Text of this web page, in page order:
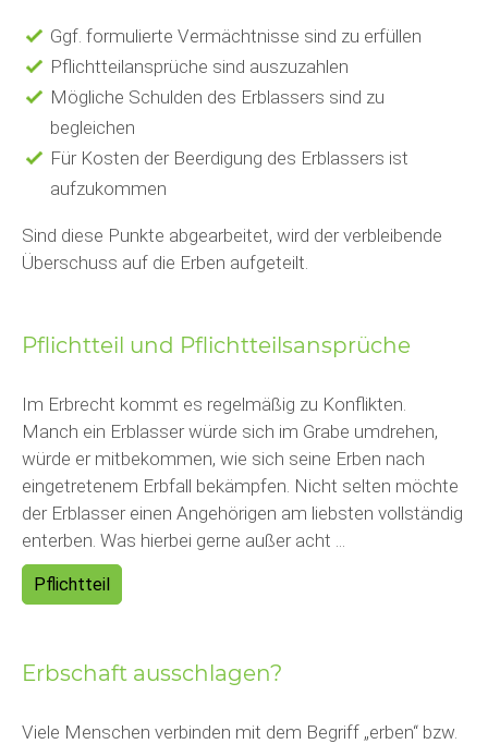
Ggf. formulierte Vermächtnisse sind zu erfüllen
Pflichtteilansprüche sind auszuzahlen
Mögliche Schulden des Erblassers sind zu
begleichen
Für Kosten der Beerdigung des Erblassers ist
aufzukommen
Sind diese Punkte abgearbeitet, wird der verbleibende
Überschuss auf die Erben aufgeteilt.
Pflichtteil und Pflichtteilsansprüche
Im Erbrecht kommt es regelmäßig zu Konflikten.
Manch ein Erblasser würde sich im Grabe umdrehen,
würde er mitbekommen, wie sich seine Erben nach
eingetretenem Erbfall bekämpfen. Nicht selten möchte
der Erblasser einen Angehörigen am liebsten vollständig
enterben. Was hierbei gerne außer acht ...
Pflichtteil
Erbschaft ausschlagen?
Viele Menschen verbinden mit dem Begriff „erben“ bzw.